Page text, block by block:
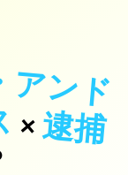
×逮捕